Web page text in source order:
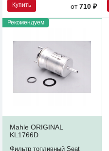
Купить от710 ₽
Рекомендуем
Mahle ORIGINAL
KL1766D
Фильтр топливный Seat